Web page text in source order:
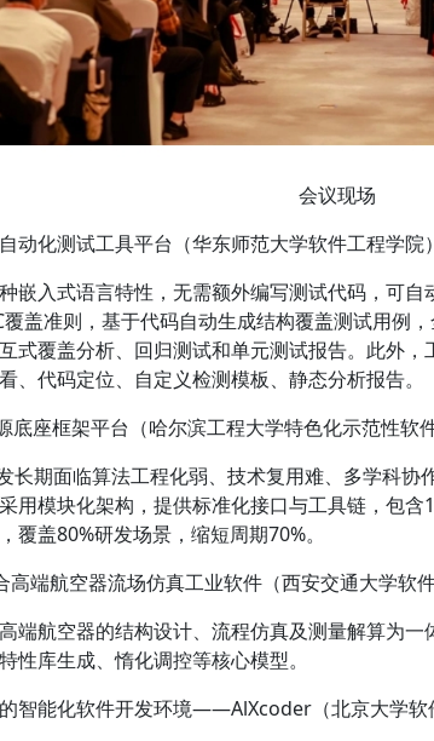
会议现场
动化测试工具平台（华东师范大学软件工程学院）
嵌入式语言特性，无需额外编写测试代码，可自
盖准则，基于代码自动生成结构覆盖测试用例
式覆盖分析、回归测试和单元测试报告。此外，
、代码定位、自定义检测模板、静态分析报告。
底座框架平台（哈尔滨工程大学特色化示范性软
长期面临算法工程化弱、技术复用难、多学科协
用模块化架构，提供标准化接口与工具链，包
覆盖80%研发场景，缩短周期70%。
高端航空器流场仿真工业软件（西安交通大学软件
端航空器的结构设计、流程仿真及测量解算为一
性库生成、惰化调控等核心模型。
智能化软件开发环境——AlXcoder（北京大学软